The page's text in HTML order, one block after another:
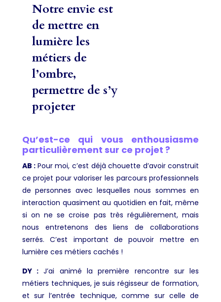
Notre envie est
de mettre en
lumière les
métiers de
l’ombre,
permettre de s’y
projeter
Qu’est-ce qui vous enthousiasme
particulièrement sur ce projet ?
AB : Pour moi, c’est déjà chouette d’avoir construit
ce projet pour valoriser les parcours professionnels
de personnes avec lesquelles nous sommes en
interaction quasiment au quotidien en fait, même
si on ne se croise pas très régulièrement, mais
nous entretenons des liens de collaborations
serrés. C’est important de pouvoir mettre en
lumière ces métiers cachés !
DY : J’ai animé la première rencontre sur les
métiers techniques, je suis régisseur de formation,
et sur l’entrée technique, comme sur celle de